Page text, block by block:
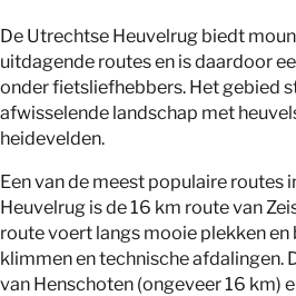
De Utrechtse Heuvelrug biedt
uitdagende routes en is daardoor
onder fietsliefhebbers. Het gebied
afwisselende landschap met
heidevelden.
Een van de meest populaire routes
Heuvelrug is de 16 km route van
route voert langs mooie plekken
klimmen en technische afdalingen.
van Henschoten (ongeveer 16 km)